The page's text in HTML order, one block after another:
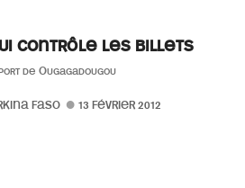
contrôle les billets
de Ougagadougou
FASO 13 FÉVRIER 2012